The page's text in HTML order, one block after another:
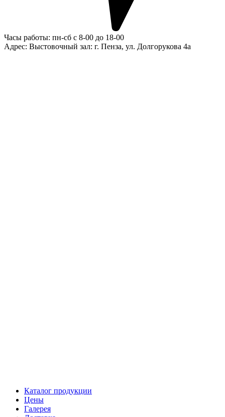
Часы работы: пн-сб с 8-00 до 18-00
Адрес: Выстовочный зал: г. Пенза, ул. Долгорукова 4а
Каталог продукции
Цены
Галерея